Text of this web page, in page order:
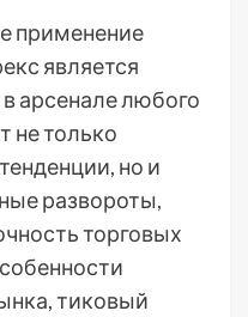
применение
является
арсенале любого
не только
но и
развороты,
торговых
тиковый